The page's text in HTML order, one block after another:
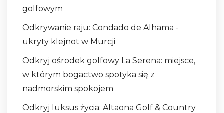
golfowym
Odkrywanie raju: Condado de Alhama -
ukryty klejnot w Murcji
Odkryj ośrodek golfowy La Serena: miejsce,
w którym bogactwo spotyka się z
nadmorskim spokojem
Odkryj luksus życia: Altaona Golf & Country